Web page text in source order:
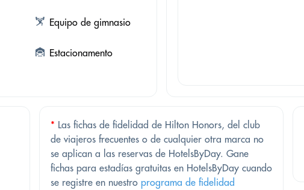
Equipo de gimnasio
Estacionamento
* Las fichas de fidelidad de Hilton Honors, del club
de viajeros frecuentes o de cualquier otra marca no
se aplican a las reservas de HotelsByDay. Gane
fichas para estadías gratuitas en HotelsByDay cuando
se registre en nuestro programa de fidelidad